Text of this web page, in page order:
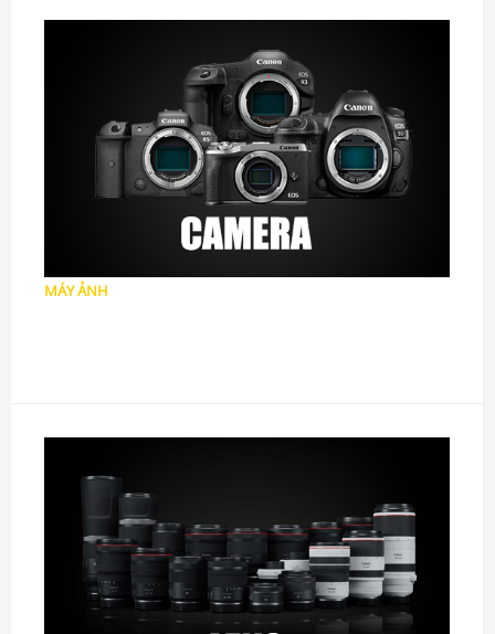
MÁY ẢNH